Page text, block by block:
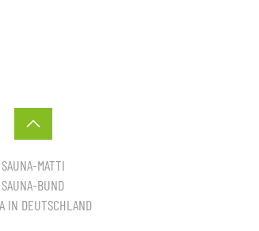
SAUNA-MATTI
SAUNA-BUND
IN DEUTSCHLAND